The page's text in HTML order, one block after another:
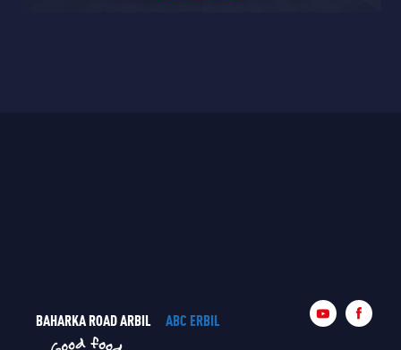
ABC ERBIL
BAHARKA ROAD ARBIL